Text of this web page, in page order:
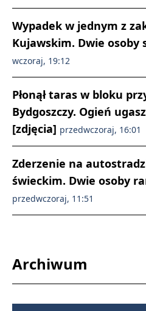
Wypadek w jednym z
Kujawskim. Dwie osoby
wczoraj, 19:12
Płonął taras w bloku
Bydgoszczy. Ogień
[zdjęcia] przedwczoraj, 16:01
Zderzenie na
świeckim. Dwie osoby
przedwczoraj, 11:51
Archiwum